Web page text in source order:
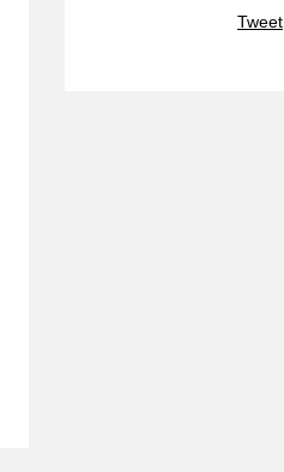
Tweet